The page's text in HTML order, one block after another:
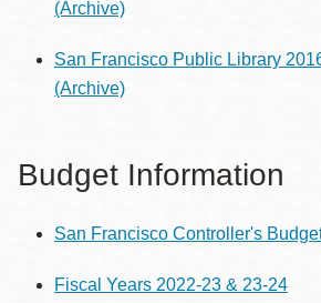
(Archive)
San Francisco Public Library
(Archive)
Budget Information
San Francisco Controller's
Fiscal Years 2022-23 & 23-24